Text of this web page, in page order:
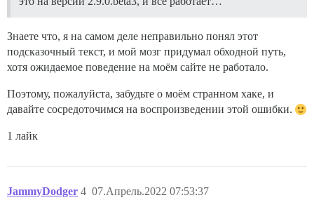
Знаете что, я на самом деле неправильно понял этот
подсказочный текст, и мой мозг придумал обходной путь,
хотя ожидаемое поведение на моём сайте не работало.
Поэтому, пожалуйста, забудьте о моём странном хаке, и
давайте сосредоточимся на воспроизведении этой ошибки.
1 лайк
JammyDodger 07.Апрель.2022 07:53:37
4